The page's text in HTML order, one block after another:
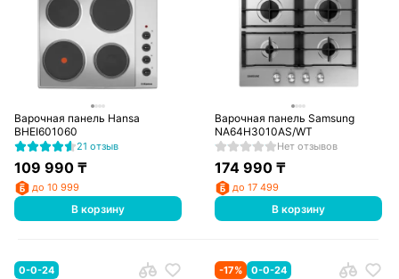
Варочная панель Hansa
BHEI601060
21 отзыв
109 990₸
до 10 999
В корзину
Варочная панель Samsung
NA64H3010AS/WT
Нет отзывов
174 990 ₸
до 17 499
В корзину
0-0-24 -17% 0-0-24